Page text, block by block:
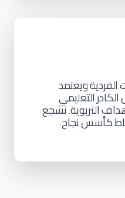
الفرديةويعتمد
الكادرالتعليمي
التربوية.نشجع
كأسسنجاح.